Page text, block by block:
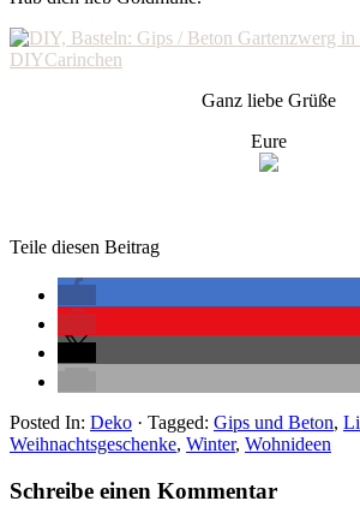
Ganz liebe Grüße
Eure
Teile diesen Beitrag
Posted In: Deko · Tagged: Gips und Beton,
Weihnachtsgeschenke, Winter, Wohnideen
Schreibe einen Kommentar